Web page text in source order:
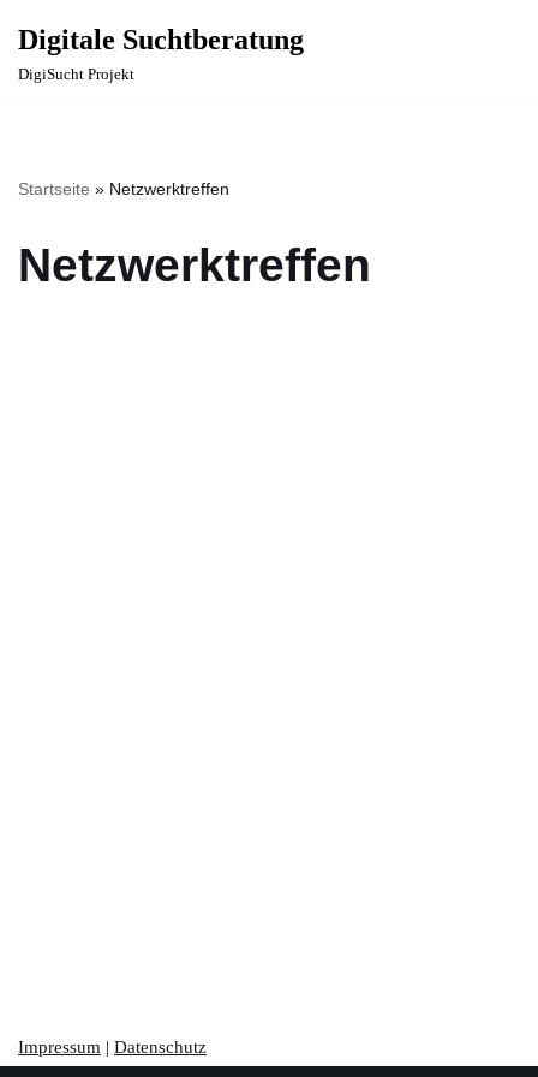
Zum
Digitale Suchtberatung
DigiSucht Projekt
Startseite » Netzwerktreffen
Netzwerktreffen
Impressum | Datenschutz